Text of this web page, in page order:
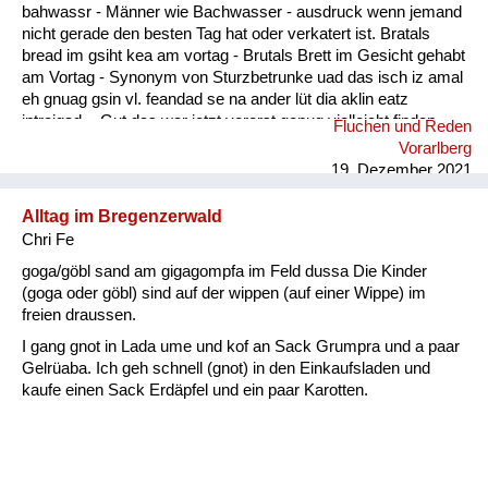
bahwassr - Männer wie Bachwasser - ausdruck wenn jemand
nicht gerade den besten Tag hat oder verkatert ist. Bratals
bread im gsiht kea am vortag - Brutals Brett im Gesicht gehabt
am Vortag - Synonym von Sturzbetrunke uad das isch iz amal
eh gnuag gsin vl. feandad se na ander lüt dia aklin eatz
intreigad. - Gut das war jetzt vorerst genug vielleicht finden
Fluchen und Reden
Vorarlberg
19. Dezember 2021
Alltag im Bregenzerwald
Chri Fe
goga/göbl sand am gigagompfa im Feld dussa Die Kinder
(goga oder göbl) sind auf der wippen (auf einer Wippe) im
freien draussen.
I gang gnot in Lada ume und kof an Sack Grumpra und a paar
Gelrüaba. Ich geh schnell (gnot) in den Einkaufsladen und
kaufe einen Sack Erdäpfel und ein paar Karotten.